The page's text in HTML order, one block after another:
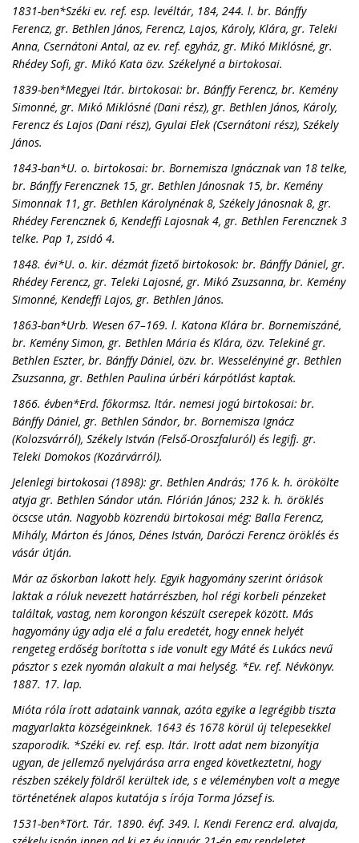
1831-ben*Széki ev. ref. esp. levéltár, 184, 244. l. br. Bánffy
Ferencz, gr. Bethlen János, Ferencz, Lajos, Károly, Klára, gr. Teleki
Anna, Csernátoni Antal, az ev. ref. egyház, gr. Mikó Miklósné, gr.
Rhédey Sofi, gr. Mikó Kata özv. Székelyné a birtokosai.
1839-ben*Megyei ltár. birtokosai: br. Bánffy Ferencz, br. Kemény
Simonné, gr. Mikó Miklósné (Dani rész), gr. Bethlen János, Károly,
Ferencz és Lajos (Dani rész), Gyulai Elek (Csernátoni rész), Székely
János.
1843-ban*U. o. birtokosai: br. Bornemisza Ignácznak van 18 telke,
br. Bánffy Ferencznek 15, gr. Bethlen Jánosnak 15, br. Kemény
Simonnak 11, gr. Bethlen Károlynénak 8, Székely Jánosnak 8, gr.
Rhédey Ferencznek 6, Kendeffi Lajosnak 4, gr. Bethlen Ferencznek 3
telke. Pap 1, zsidó 4.
1848. évi*U. o. kir. dézmát fizető birtokosok: br. Bánffy Dániel, gr.
Rhédey Ferencz, gr. Teleki Lajosné, gr. Mikó Zsuzsanna, br. Kemény
Simonné, Kendeffi Lajos, gr. Bethlen János.
1863-ban*Urb. Wesen 67–169. l. Katona Klára br. Bornemiszáné,
br. Kemény Simon, gr. Bethlen Mária és Klára, özv. Telekiné gr.
Bethlen Eszter, br. Bánffy Dániel, özv. br. Wesselényiné gr. Bethlen
Zsuzsanna, gr. Bethlen Paulina úrbéri kárpótlást kaptak.
1866. évben*Erd. főkormsz. ltár. nemesi jogú birtokosai: br.
Bánffy Dániel, gr. Bethlen Sándor, br. Bornemisza Ignácz
(Kolozsvárról), Székely István (Felső-Oroszfaluról) és legifj. gr.
Teleki Domokos (Kozárvárról).
Jelenlegi birtokosai (1898): gr. Bethlen András; 176 k. h. örökölte
atyja gr. Bethlen Sándor után. Flórián János; 232 k. h. öröklés
öcscse után. Nagyobb közrendü birtokosai még: Balla Ferencz,
Mihály, Márton és János, Dénes István, Daróczi Ferencz öröklés és
vásár útján.
Már az őskorban lakott hely. Egyik hagyomány szerint óriások
laktak a róluk nevezett határrészben, hol régi korbeli pénzeket
találtak, vastag, nem korongon készült cserepek között. Más
hagyomány úgy adja elé a falu eredetét, hogy ennek helyét
rengeteg erdőség borította s ide vonult egy Máté és Lukács nevű
pásztor s ezek nyomán alakult a mai helység. *Ev. ref. Névkönyv.
1887. 17. lap.
Mióta róla írott adataink vannak, azóta egyike a legrégibb tiszta
magyarlakta községeinknek. 1643 és 1678 körül új telepesekkel
szaporodik. *Széki ev. ref. esp. ltár. Irott adat nem bizonyítja
ugyan, de jellemző nyelvjárása arra enged következtetni, hogy
részben székely földről kerültek ide, s e véleményben volt a megye
történetének alapos kutatója s írója Torma József is.
1531-ben*Tört. Tár. 1890. évf. 349. l. Kendi Ferencz erd. alvajda,